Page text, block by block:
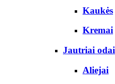
Kaukės
Kremai
Jautriai odai
Aliejai